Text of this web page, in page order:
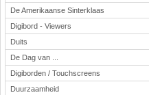
De Amerikaanse Sinterklaas
Digibord - Viewers
Duits
De Dag van ...
Digiborden / Touchscreens
Duurzaamheid